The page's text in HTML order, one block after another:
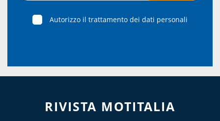
Autorizzo il trattamento dei dati personali
RIVISTA MOTITALIA